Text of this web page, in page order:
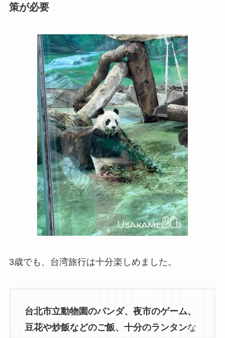
策が必要
3歳でも、台湾旅行は十分楽しめました。
台北市立動物園のパンダ、夜市のゲーム、
豆花や炒飯などのご飯、十分のランタンな